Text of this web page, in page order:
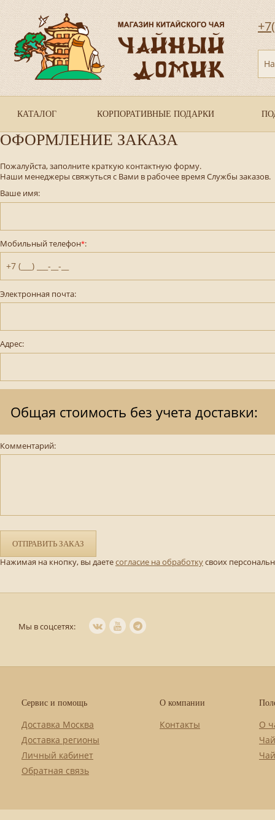
КАТАЛОГ КОРПОРАТИВНЫЕ ПОДАРКИ
ОФОРМЛЕНИЕ ЗАКАЗА
Пожалуйста, заполните краткую контактную форму.
Наши менеджеры свяжуться с Вами в рабочее время Службы заказов.
Ваше имя:
Мобильный телефон*:
+7 (___) ___-__-__
Электронная почта:
Адрес:
Общая стоимость без учета доставки:
Комментарий:
ОТПРАВИТЬ ЗАКАЗ
Нажимая на кнопку, вы даетесогласие на обработкусвоих
Мы в соцсетях:
Сервис и помощь
Доставка Москва
Доставка регионы
Личный кабинет
Обратная связь
О компании
Контакты
О